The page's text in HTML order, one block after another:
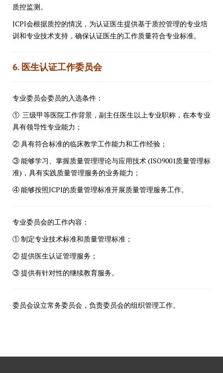
质控监测。
JCPI会根据质控的情况，为认证医生提供基于质控管理的专业培
训和专业技术支持，确保认证医生的工作质量符合专业标准。
6. 医生认证工作委员会
专业委员会委员的入选条件：
① 三级甲等医院工作背景，副主任医生以上专业职称，在本专业
具有领导性专业能力；
② 具有符合标准的临床教学工作能力和工作经验；
③ 能够学习、掌握质量管理理论与应用技术 (ISO9001质量管理标
准)，具有实践质量管理服务的业务能力；
④ 能够按照JCPI的质量管理标准开展质量管理服务工作。
专业委员会的工作内容：
① 制定专业技术标准和质量管理标准；
② 提供医生认证管理服务；
③ 提供有针对性的继续教育服务。
委员会设立常务委员会，负责委员会的组织管理工作。